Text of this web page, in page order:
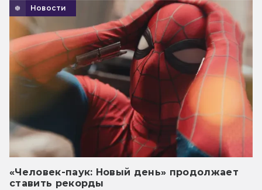
Новости
«Человек-паук: Новый день» продолжает
ставить рекорды